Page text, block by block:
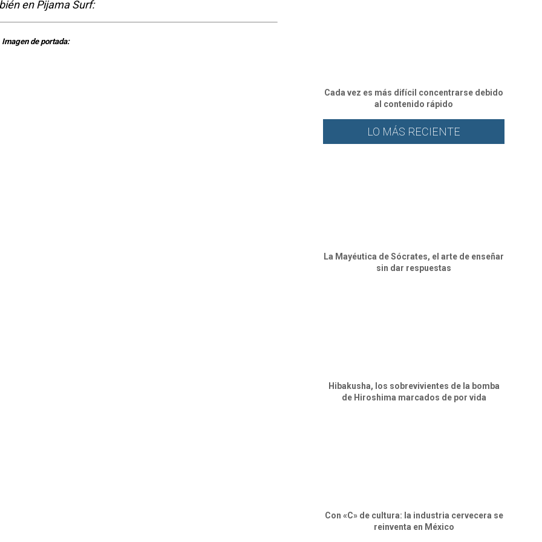
en Pijama Surf:
Imagen de portada:
Cada vez es más difícil concentrarse debido
al contenido rápido
LO MÁS RECIENTE
La Mayéutica de Sócrates, el arte de enseñar
sin dar respuestas
Hibakusha, los sobrevivientes de la bomba
de Hiroshima marcados de por vida
Con «C» de cultura: la industria cervecera se
reinventa en México